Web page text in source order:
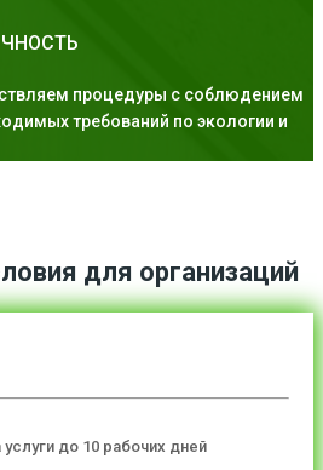
процедуры с соблюдением
требований по экологии и
для организаций
до 10 рабочих дней